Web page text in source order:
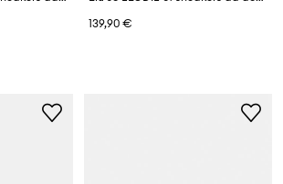
139,90 €